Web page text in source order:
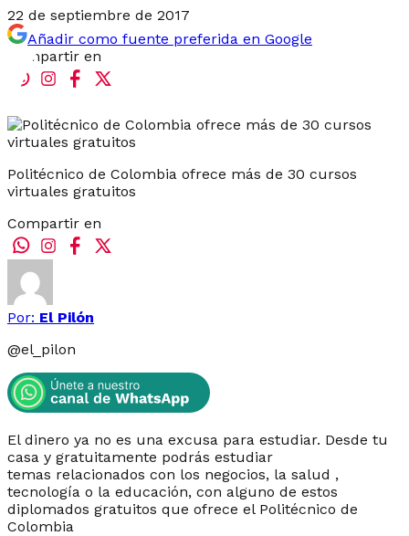
22 de septiembre de 2017
Añadir como fuente preferida en Google
Compartir en
Politécnico de Colombia ofrece más de 30 cursos
virtuales gratuitos
Compartir en
Por: El Pilón
@el_pilon
El dinero ya no es una excusa para estudiar. Desde tu
casa y gratuitamente podrás estudiar
temas relacionados con los negocios, la salud ,
tecnología o la educación, con alguno de estos
diplomados gratuitos que ofrece el Politécnico de
Colombia